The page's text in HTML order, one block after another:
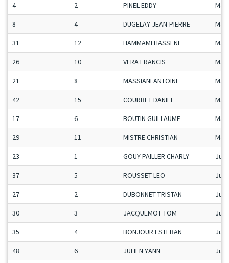
4 2 PINEL EDDY
8 4 DUGELAY JEAN-PIERRE
31 12 HAMMAMI HASSENE
26 10 VERA FRANCIS
21 8 MASSIANI ANTOINE
42 15 COURBET DANIEL
17 6 BOUTIN GUILLAUME
29 11 MISTRE CHRISTIAN
23 1 GOUY-PAILLER CHARLY Ju-G
37 5 ROUSSET LEO Ju-G
27 2 DUBONNET TRISTAN Ju-G
30 3 JACQUEMOT TOM Ju-G
35 4 BONJOUR ESTEBAN Ju-G
48 6 JULIEN YANN Ju-G